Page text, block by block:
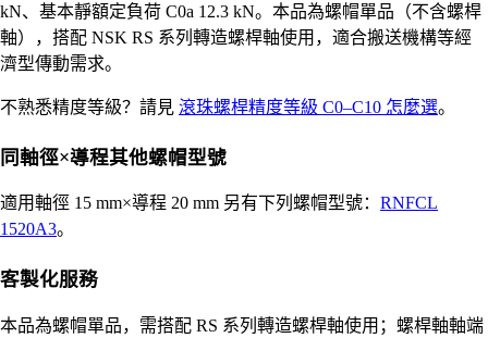
kN、基本靜額定負荷 C0a 12.3 kN。本品為螺帽單品（不含螺桿
軸），搭配 NSK RS 系列轉造螺桿軸使用，適合搬送機構等經
濟型傳動需求。
不熟悉精度等級？請見 滾珠螺桿精度等級 C0–C10 怎麼選。
同軸徑×導程其他螺帽型號
適用軸徑 15 mm×導程 20 mm 另有下列螺帽型號： RNFCL
1520A3。
客製化服務
本品為螺帽單品，需搭配 RS 系列轉造螺桿軸使用；螺桿軸軸端